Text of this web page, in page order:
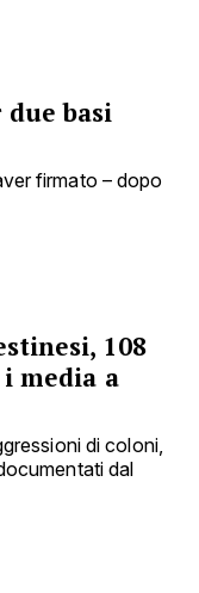
due basi
firmato – dopo
108
media a
di coloni,
dal